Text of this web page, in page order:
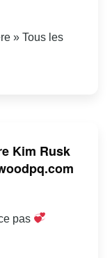
» Tous les
Kim Rusk
pas